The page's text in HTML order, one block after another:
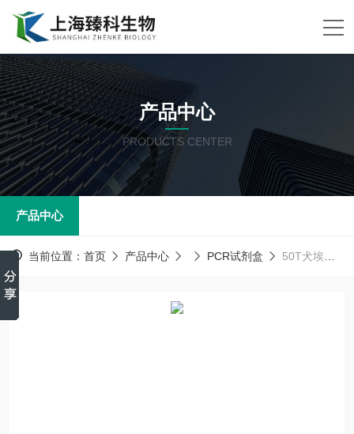
产品中心
PRODUCTS CENTER
产品中心
当前位置： 首页 产品中心 PCR试剂盒 50T犬埃利希体病毒PCR试剂盒